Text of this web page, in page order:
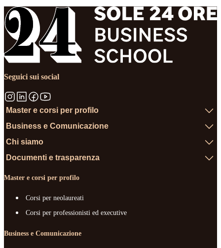
Seguici sui social
Master e corsi per profilo
Business e Comunicazione
Chi siamo
Documenti e trasparenza
Master e corsi per profilo
Corsi per neolaureati
Corsi per professionisti ed executive
Business e Comunicazione